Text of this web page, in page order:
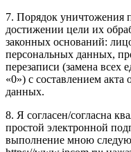
7. Порядок уничтожения
достижении цели их
законных оснований:
персональных данных,
перезаписи (замена
«0») с составлением
данных.
8. Я согласен/согласна
простой электронной
выполнение мною